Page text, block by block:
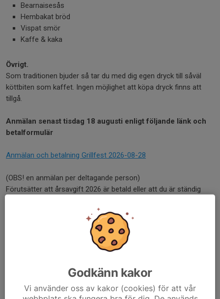
Bearnaisesås
Hembakat bröd
Vispat smör
Kaffe & kaka
Övrigt.
Som traditionen bjuder så tar du med dig egen dryck till såväl
köttbiten som kaffet. Ingen möjlighet att köpa dryck finns att
tillgå.
Anmälan senast tisdag 18 augusti enligt följande länk och
betalformulär
Anmälan och betalning Grillfest 2026-08-28
(OBS! en anmälan per deltagande person)
Förutsätter att årsavgift 2026 är betald eller att du är ständig
Väl mött och hopp om strålande väder.
Godkänn kakor
Vi använder oss av kakor (cookies) för att vår